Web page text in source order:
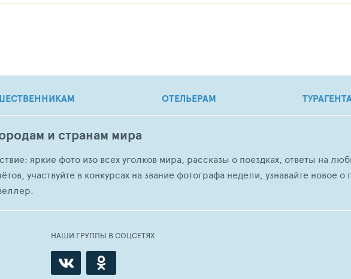
ОТЕЛЬЕРАМ
и странам мира
яркие фото изо всех уголков мира, рассказы о поездках, ответы на
участвуйте в конкурсах на звание фотографа недели, узнавайте новое
НАШИ ГРУППЫ В СОЦСЕТЯХ